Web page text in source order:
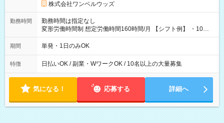
株式会社ワンベルウッズ
勤務時間
勤務時間は指定なし
変形労働時間制 想定労働時間160時間/月 【シフト例】 ・10：
00～20：00
期間 単発・1日のみOK
特徴 日払いOK / 副業・WワークOK / 10名以上の大量募集
気になる！ 応募する 詳細へ